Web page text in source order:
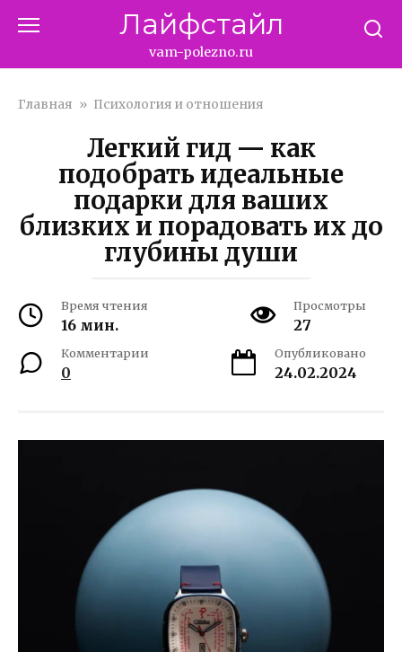
Лайфстайл
vam-polezno.ru
Главная » Психология и отношения
Легкий гид — как
подобрать идеальные
подарки для ваших
близких и порадовать их до
глубины души
Время чтения
16 мин.
Просмотры
27
Комментарии
0
Опубликовано
24.02.2024